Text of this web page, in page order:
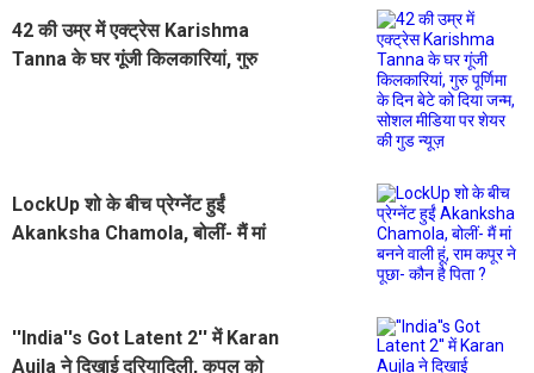
42 की उम्र में एक्ट्रेस Karishma
Tanna के घर गूंजी किलकारियां, गुरु
LockUp शो के बीच प्रेग्नेंट हुईं
Akanksha Chamola, बोलीं- मैं मां
''India''s Got Latent 2'' में Karan
Aujla ने दिखाई दरियादिली, कपल को